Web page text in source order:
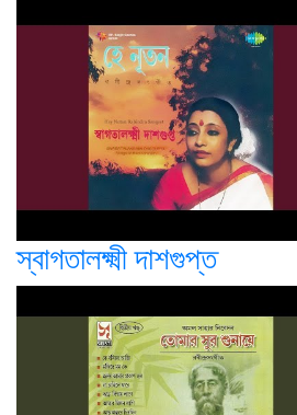
স্বাগতালক্ষ্মী দাশগুপ্ত